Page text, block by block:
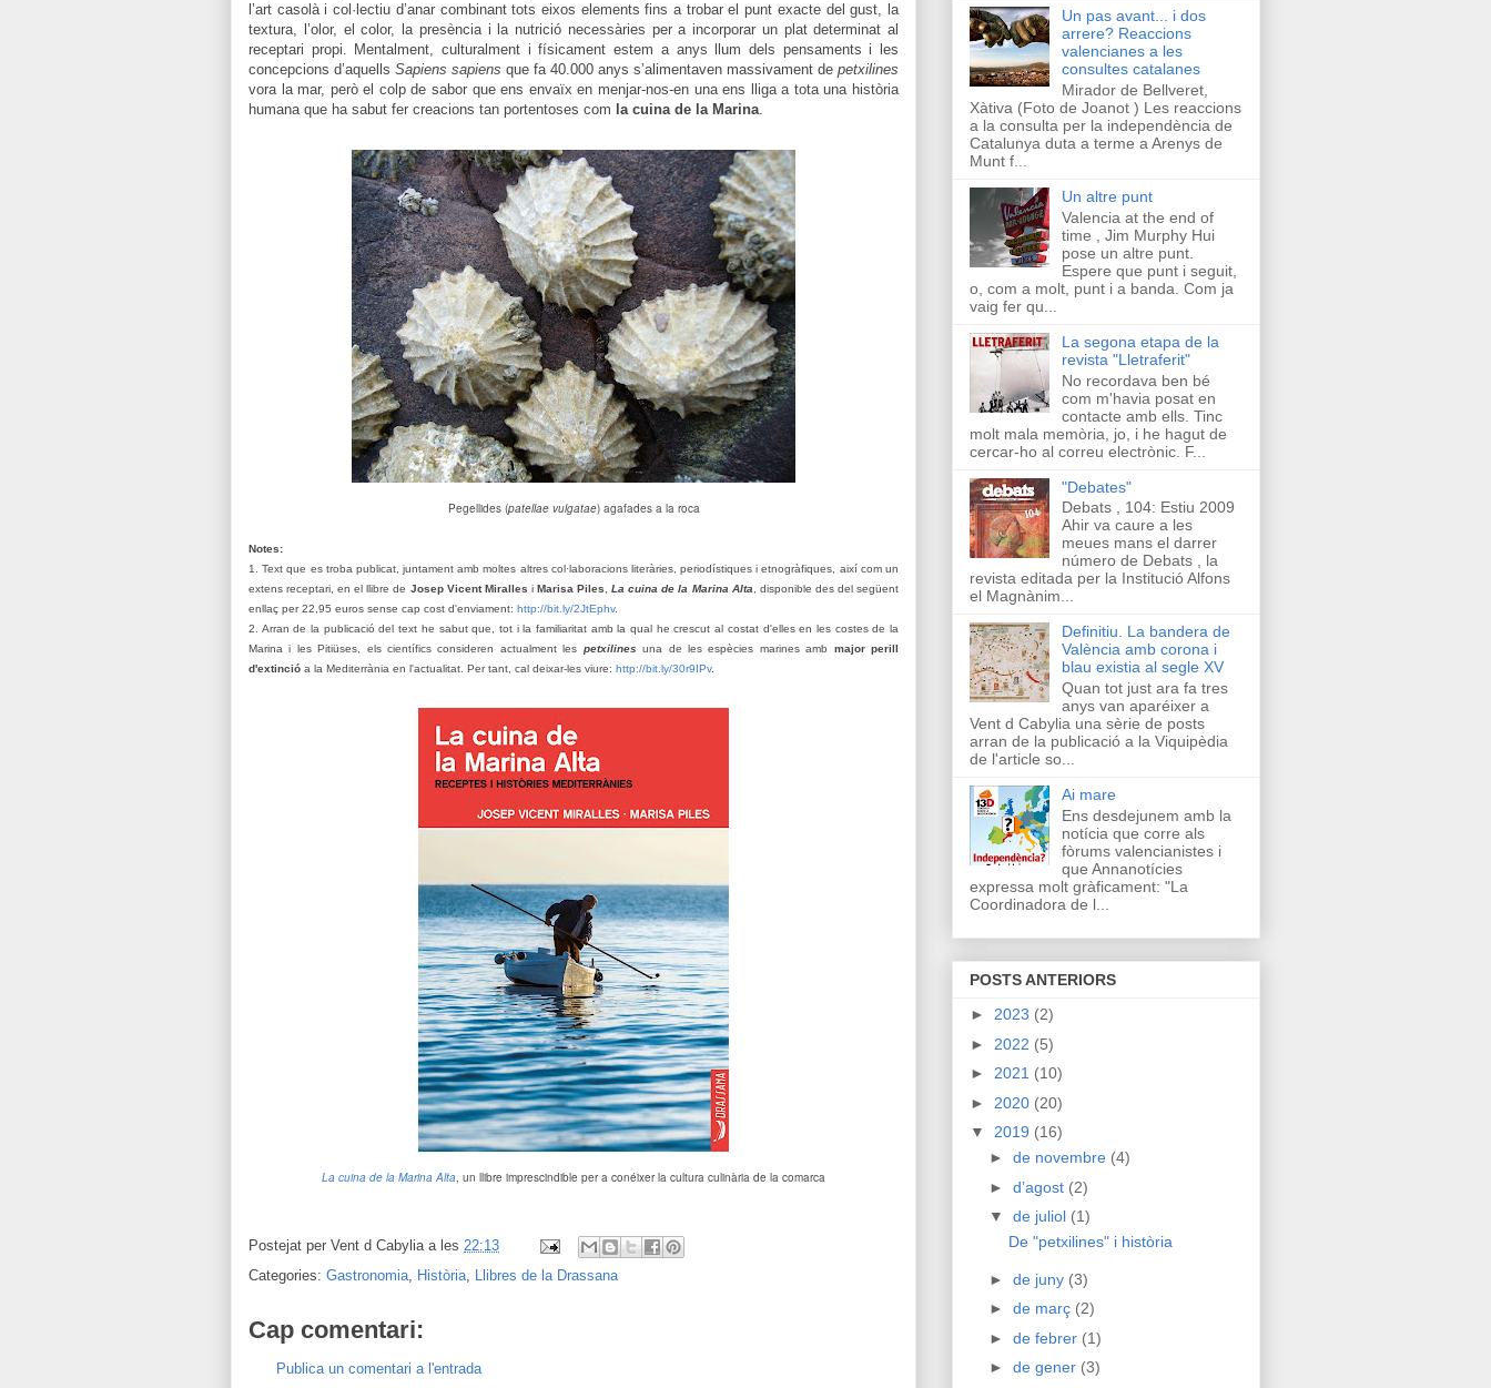
l’art casolà i col·lectiu d’anar combinant tots eixos elements fins a trobar el punt exacte del gust, la
textura, l’olor, el color, la presència i la nutrició necessàries per a incorporar un plat determinat al
receptari propi. Mentalment, culturalment i físicament estem a anys llum dels pensaments i les
concepcions d’aquells Sapiens sapiens que fa 40.000 anys s’alimentaven massivament de petxilines
vora la mar, però el colp de sabor que ens envaïx en menjar-nos-en una ens lliga a tota una història
humana que ha sabut fer creacions tan portentoses com la cuina de la Marina.
Pegellides (patellae vulgatae) agafades a la roca
Notes:
1. Text que es troba publicat, juntament amb moltes altres col·laboracions literàries, periodístiques i etnogràfiques, així com un
extens receptari, en el llibre de Josep Vicent Miralles i Marisa Piles ,La cuina de la Marina Alta , disponible des del següent
enllaç per 22,95 euros sense cap cost d'enviament: http://bit.ly/2JtEphv.
2. Arran de la publicació del text he sabut que, tot i la familiaritat amb la qual he crescut al costat d'elles en les costes de la
Marina i les Pitiüses, els científics consideren actualment les petxilines una de les espècies marines amb major perill
d'extinció a la Mediterrània en l'actualitat. Per tant, cal deixar-les viure: http://bit.ly/30r9IPv.
La cuina de la Marina Alta, un llibre imprescindible per a conéixer la cultura culinària de la comarca
Postejat per Vent d Cabylia a les 22:13
Categories: Gastronomia, Història, Llibres de la Drassana
Cap comentari:
Publica un comentari a l'entrada
Un pas avant... i dos
arrere? Reaccions
valencianes a les
consultes catalanes
Mirador de Bellveret,
Xàtiva (Foto de Joanot ) Les reaccions
a la consulta per la independència de
Catalunya duta a terme a Arenys de
Munt f...
Un altre punt
Valencia at the end of
time , Jim Murphy Hui
pose un altre punt.
Espere que punt i seguit,
o, com a molt, punt i a banda. Com ja
vaig fer qu...
La segona etapa de la
revista "Lletraferit"
No recordava ben bé
com m'havia posat en
contacte amb ells. Tinc
molt mala memòria, jo, i he hagut de
cercar-ho al correu electrònic. F...
"Debates"
Debats , 104: Estiu 2009
Ahir va caure a les
meues mans el darrer
número de Debats , la
revista editada per la Institució Alfons
el Magnànim...
Definitiu. La bandera de
València amb corona i
blau existia al segle XV
Quan tot just ara fa tres
anys van aparéixer a
Vent d Cabylia una sèrie de posts
arran de la publicació a la Viquipèdia
de l'article so...
Ai mare
Ens desdejunem amb la
notícia que corre als
fòrums valencianistes i
que Annanotícies
expressa molt gràficament: "La
Coordinadora de l...
POSTS ANTERIORS
► 2023 (2)
► 2022 (5)
► 2021 (10)
► 2020 (20)
▼ 2019 (16)
► de novembre (4)
► d’agost (2)
▼ de juliol (1)
De "petxilines" i història
► de juny (3)
► de març (2)
► de febrer (1)
► de gener (3)